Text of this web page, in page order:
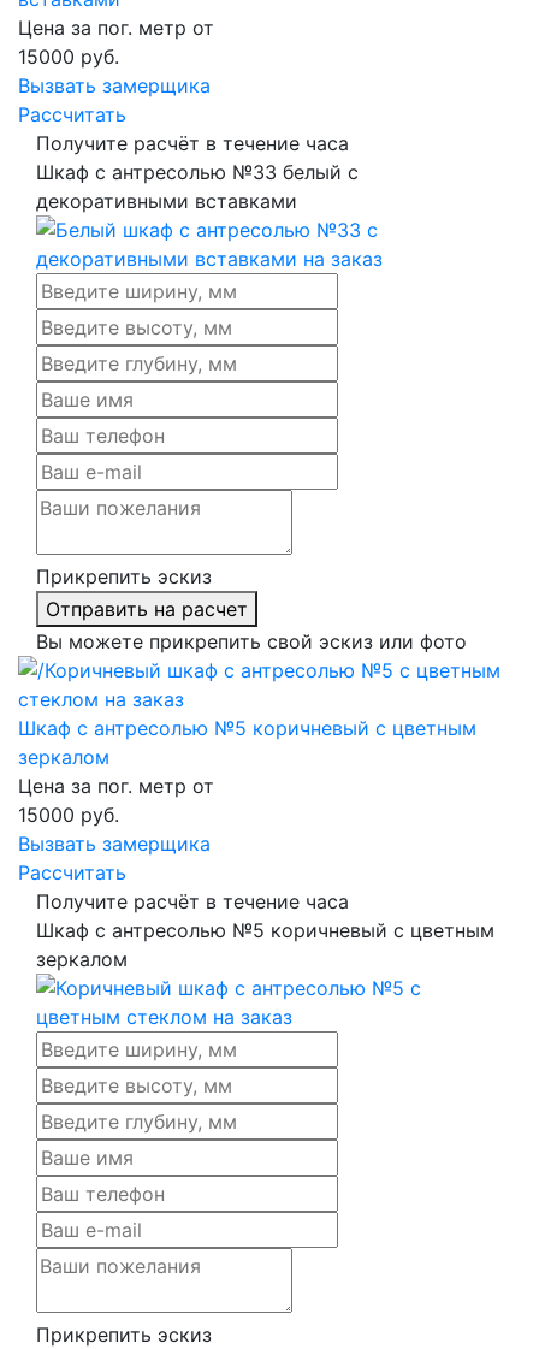
Цена за пог. метр от
15000 руб.
Вызвать замерщика
Рассчитать
Получите расчёт в течение часа
Шкаф с антресолью №33 белый с
декоративными вставками
Прикрепить эскиз
Отправить на расчет
Вы можете прикрепить свой эскиз или фото
Шкаф с антресолью №5 коричневый с цветным
зеркалом
Цена за пог. метр от
15000 руб.
Вызвать замерщика
Рассчитать
Получите расчёт в течение часа
Шкаф с антресолью №5 коричневый с цветным
зеркалом
Прикрепить эскиз